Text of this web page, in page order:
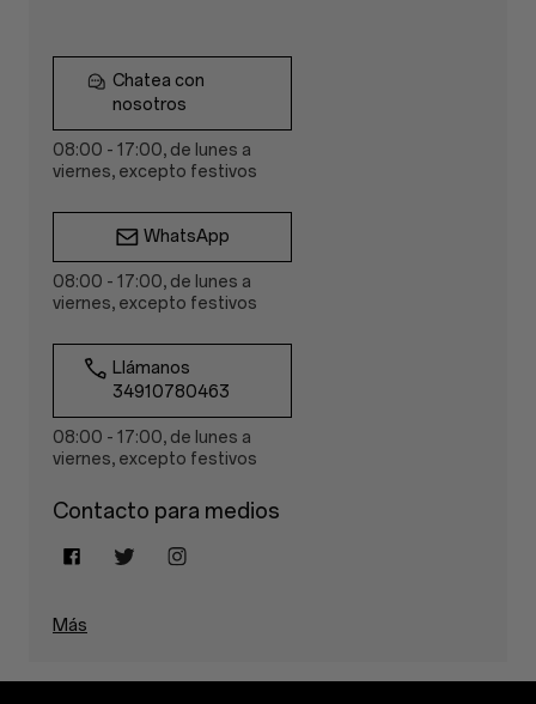
Chatea con
nosotros
08:00 - 17:00, de lunes a
viernes, excepto festivos
WhatsApp
08:00 - 17:00, de lunes a
viernes, excepto festivos
Llámanos
34910780463
08:00 - 17:00, de lunes a
viernes, excepto festivos
Contacto para medios
Más